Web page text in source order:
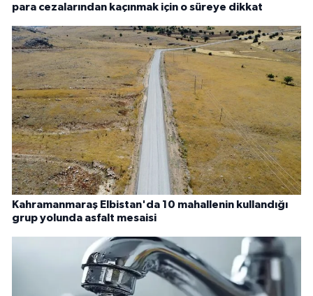
para cezalarından kaçınmak için o süreye dikkat
Kahramanmaraş Elbistan'da 10 mahallenin kullandığı
grup yolunda asfalt mesaisi